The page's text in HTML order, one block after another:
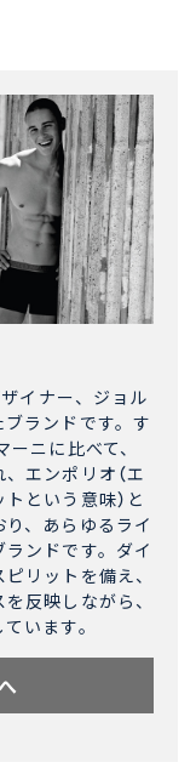
イナー、ジョル
ランドです。す
ニに比べて、
エンポリオ（エ
という意味）と
、あらゆるライ
ンドです。ダイ
リットを備え、
反映しながら、
います。